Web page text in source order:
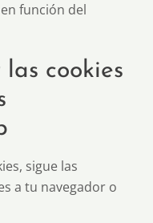
función del
cookies
sigue las
a tu navegador o